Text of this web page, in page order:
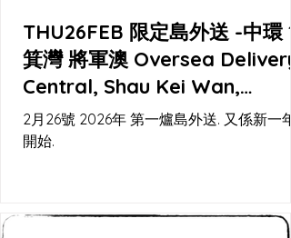
THU26FEB 限定島外送 -中環
箕灣 將軍澳 Oversea
Central, Shau Kei Wan,
Tseung Kwan O
2月26號 2026年 第一爐島外送. 又係新一
開始.